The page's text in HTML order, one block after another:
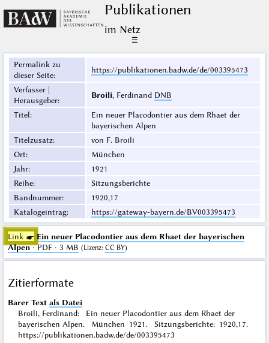
Publikationen
im Netz
☰
Permalink zu
dieser Seite:
https://publikationen.badw.de/de/003395473
Verfasser |
Herausgeber:
Broili, Ferdinand DNB
Titel:
Ein neuer Placodontier aus dem Rhaet der
bayerischen Alpen
Titelzusatz:
von F. Broili
Ort:
München
Jahr:
1921
Reihe:
Sitzungsberichte
Bandnummer:
1920,17
Katalogeintrag: https://gateway-bayern.de/BV003395473
Link ☛ Ein neuer Placodontier aus dem Rhaet der bayerischen
Alpen· PDF · 3 MB (Lizenz: CC BY)
Zitierformate
Barer Text als Datei
Broili, Ferdinand: Ein neuer Placodontier aus dem Rhaet der
bayerischen Alpen. München 1921. Sitzungsberichte: 1920,17.
https://publikationen.badw.de/de/003395473